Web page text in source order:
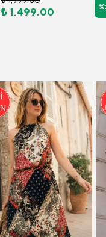
₺ 1,499.00 %